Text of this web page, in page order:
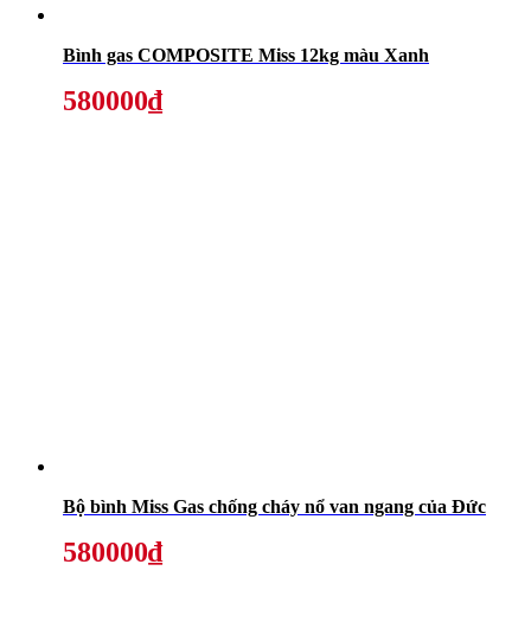
Bình gas COMPOSITE Miss 12kg màu Xanh
580000₫
Bộ bình Miss Gas chống cháy nổ van ngang của Đức
580000₫